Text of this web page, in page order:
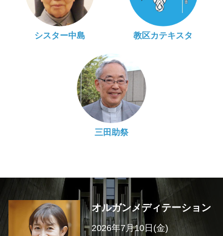
シスター中島 教区カテキスタ
三田助祭
オルガンメディテーション
2026年7月10日(金)